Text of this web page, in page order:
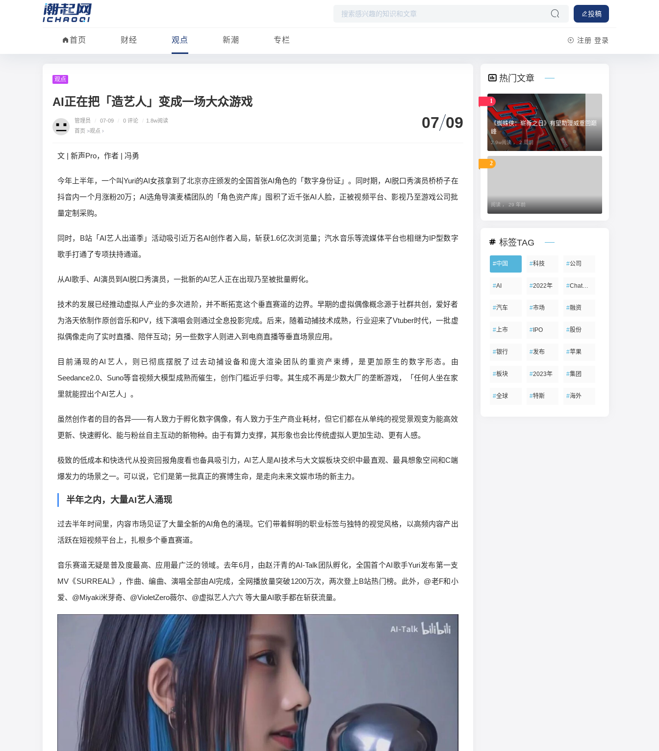
投稿
首页 财经 观点 新潮 专栏 注册 登录
观点
AI正在把「造艺人」变成一场大众游戏
管理员 / 07-09 / 0 评论 / 1.8w阅读
首页 >观点 › 07 09
文 | 新声Pro，作者 | 冯勇
今年上半年，一个叫Yuri的AI女孩拿到了北京亦庄颁发的全国首张AI角色的「数字身份证」。同时期，AI脱口秀演员桥桥子在
抖音内一个月涨粉20万；AI选角导演麦橘团队的「角色资产库」囤积了近千张AI人脸，正被视频平台、影视乃至游戏公司批
量定制采购。
同时，B站「AI艺人出道季」活动吸引近万名AI创作者入局，斩获1.6亿次浏览量；汽水音乐等流媒体平台也相继为IP型数字
歌手打通了专项扶持通道。
从AI歌手、AI演员到AI脱口秀演员，一批新的AI艺人正在出现乃至被批量孵化。
技术的发展已经推动虚拟人产业的多次进阶，并不断拓宽这个垂直赛道的边界。早期的虚拟偶像概念源于社群共创，爱好者
为洛天依制作原创音乐和PV，线下演唱会则通过全息投影完成。后来，随着动捕技术成熟，行业迎来了Vtuber时代，一批虚
拟偶像走向了实时直播、陪伴互动；另一些数字人则进入到电商直播等垂直场景应用。
目前涌现的AI艺人，则已彻底摆脱了过去动捕设备和庞大渲染团队的重资产束缚，是更加原生的数字形态。由
Seedance2.0、Suno等音视频大模型成熟而催生，创作门槛近乎归零。其生成不再是少数大厂的垄断游戏，「任何人坐在家
里就能捏出个AI艺人」。
虽然创作者的目的各异——有人致力于孵化数字偶像，有人致力于生产商业耗材，但它们都在从单纯的视觉景观变为能高效
更新、快速孵化、能与粉丝自主互动的新物种。由于有算力支撑，其形象也会比传统虚拟人更加生动、更有人感。
极致的低成本和快迭代从投资回报角度看也备具吸引力，AI艺人是AI技术与大文娱板块交织中最直观、最具想象空间和C端
爆发力的场景之一。可以说，它们是第一批真正的赛博生命，是走向未来文娱市场的新主力。
半年之内，大量AI艺人涌现
过去半年时间里，内容市场见证了大量全新的AI角色的涌现。它们带着鲜明的职业标签与独特的视觉风格，以高频内容产出
活跃在短视频平台上，扎根多个垂直赛道。
音乐赛道无疑是普及度最高、应用最广泛的领域。去年6月，由赵汗青的AI-Talk团队孵化，全国首个AI歌手Yuri发布第一支
MV《SURREAL》，作曲、编曲、演唱全部由AI完成，全网播放量突破1200万次，两次登上B站热门榜。此外，@老F和小
爱、@Miyaki米芽奇、@VioletZero薇尔、@虚拟艺人六六 等大量AI歌手都在斩获流量。
热门文章
1
《蜘蛛侠：崭新之日》有望助漫威重回巅
峰
2.9w阅读 ，2 周前
2
阅读 ， 29 年前
标签TAG
#中国 #科技 #公司
#AI #2022年 #ChatGPT
#汽车 #市场 #融资
#上市 #IPO #股份
#银行 #发布 #苹果
#板块 #2023年 #集团
#全球 #特斯 #海外